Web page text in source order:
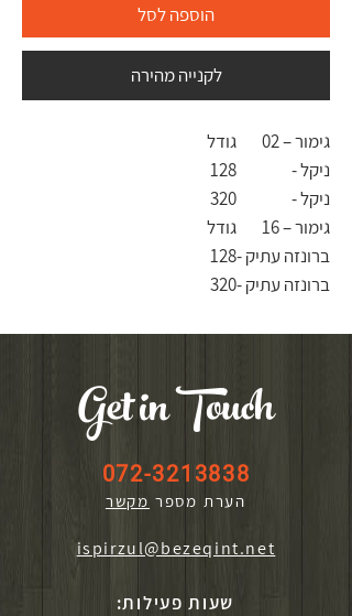
הוספה לסל
לקנייה מהירה
גימור – 02
גודל
ניקל -
128
ניקל -
320
גימור – 16
גודל
ברונזה עתיק -128
ברונזה עתיק -320
Get in Touch
072-3213838
הערת מספר מקשר
ispirzul@bezeqint.net
שעות פעילות: